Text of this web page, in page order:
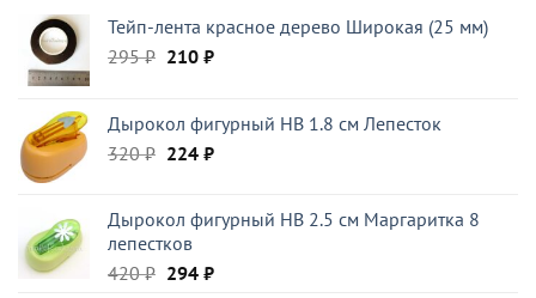
Тейп-лента красное дерево Широкая (25 мм)
295₽ Первоначальная
295 ₽.
210 ₽Текущая
Дырокол фигурный HB 1.8 см Лепесток
320₽ Первоначальная
320 ₽.
224 ₽Текущая
Дырокол фигурный HB 2.5 см Маргаритка 8
лепестков
420₽ Первоначальная
294 ₽Текущая